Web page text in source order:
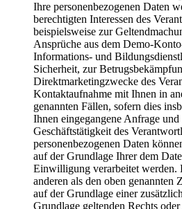
Ihre personenbezogenen Daten
berechtigten Interessen des
beispielsweise zur
Ansprüche aus dem Demo-
Informations- und
Sicherheit, zur
Direktmarketingzwecke des
Kontaktaufnahme mit Ihnen in
genannten Fällen, sofern dies
Ihnen eingegangene Anfrage
Geschäftstätigkeit des
personenbezogenen Daten
auf der Grundlage Ihrer dem
Einwilligung verarbeitet werden.
anderen als den oben
auf der Grundlage einer
Grundlage geltenden Rechts